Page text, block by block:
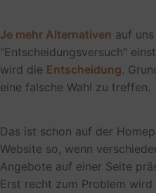
Je mehr Alternativen auf
"Entscheidungsversuch"
wird die Entscheidung.
eine falsche Wahl zu treffen.
Das ist schon auf der
Website so, wenn
Angebote auf einer Seite
Erst recht zum Problem wird